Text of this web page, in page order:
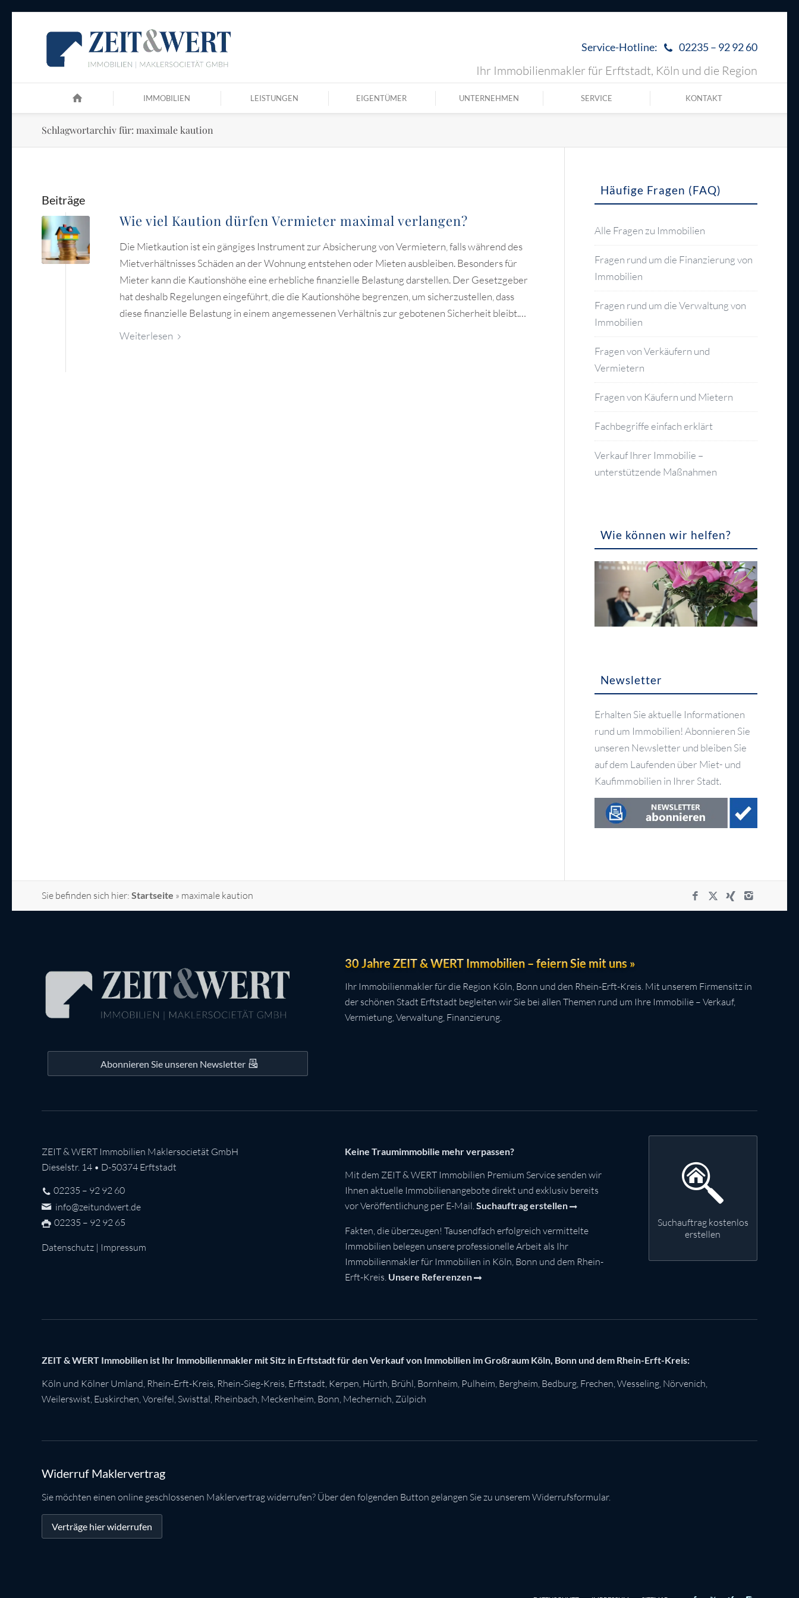
Service-Hotline: 02235 – 92 92 60
Ihr Immobilienmakler für Erftstadt, Köln und die Region
IMMOBILIEN LEISTUNGEN EIGENTÜMER UNTERNEHMEN SERVICE KONTAKT
Schlagwortarchiv für: maximale kaution
Beiträge
Wie viel Kaution dürfen Vermieter maximal verlangen?
Die Mietkaution ist ein gängiges Instrument zur Absicherung von Vermietern, falls während des
Mietverhältnisses Schäden an der Wohnung entstehen oder Mieten ausbleiben. Besonders für
Mieter kann die Kautionshöhe eine erhebliche finanzielle Belastung darstellen. Der Gesetzgeber
hat deshalb Regelungen eingeführt, die die Kautionshöhe begrenzen, um sicherzustellen, dass
diese finanzielle Belastung in einem angemessenen Verhältnis zur gebotenen Sicherheit bleibt.…
Weiterlesen
Häufige Fragen (FAQ)
Alle Fragen zu Immobilien
Fragen rund um die Finanzierung von
Immobilien
Fragen rund um die Verwaltung von
Immobilien
Fragen von Verkäufern und
Vermietern
Fragen von Käufern und Mietern
Fachbegriffe einfach erklärt
Verkauf Ihrer Immobilie –
unterstützende Maßnahmen
Wie können wir helfen?
Newsletter
Erhalten Sie aktuelle Informationen
rund um Immobilien! Abonnieren Sie
unseren Newsletter und bleiben Sie
auf dem Laufenden über Miet- und
Kaufimmobilien in Ihrer Stadt.
Sie befinden sich hier: Startseite » maximale kaution
Abonnieren Sie unseren Newsletter
30 Jahre ZEIT & WERT Immobilien – feiern Sie mit uns »
Ihr Immobilienmakler für die Region Köln, Bonn und den Rhein-Erft-Kreis. Mit unserem Firmensitz in
der schönen Stadt Erftstadt begleiten wir Sie bei allen Themen rund um Ihre Immobilie – Verkauf,
Vermietung, Verwaltung, Finanzierung.
ZEIT & WERT Immobilien Maklersocietät GmbH
Dieselstr. 14 • D-50374 Erftstadt
02235 – 92 92 60
info@zeitundwert.de
02235 – 92 92 65
Datenschutz | Impressum
Keine Traumimmobilie mehr verpassen?
Mit dem ZEIT & WERT Immobilien Premium Service senden wir
Ihnen aktuelle Immobilienangebote direkt und exklusiv bereits
vor Veröffentlichung per E-Mail.Suchauftrag erstellen
Fakten, die überzeugen! Tausendfach erfolgreich vermittelte
Immobilien belegen unsere professionelle Arbeit als Ihr
Immobilienmakler für Immobilien in Köln, Bonn und dem Rhein-
Erft-Kreis. Unsere Referenzen
Suchauftrag kostenlos
erstellen
ZEIT & WERT Immobilien ist Ihr Immobilienmakler mit Sitz in Erftstadt für den Verkauf von Immobilien im Großraum Köln, Bonn und dem Rhein-Erft-Kreis:
Köln und Kölner Umland, Rhein-Erft-Kreis, Rhein-Sieg-Kreis, Erftstadt, Kerpen, Hürth, Brühl, Bornheim, Pulheim, Bergheim, Bedburg, Frechen,Wesseling, Nörvenich,
Weilerswist, Euskirchen, Voreifel, Swisttal, Rheinbach, Meckenheim, Bonn, Mechernich, Zülpich
Widerruf Maklervertrag
Sie möchten einen online geschlossenen Maklervertrag widerrufen? Über den folgenden Button gelangen Sie zu unserem Widerrufsformular.
Verträge hier widerrufen